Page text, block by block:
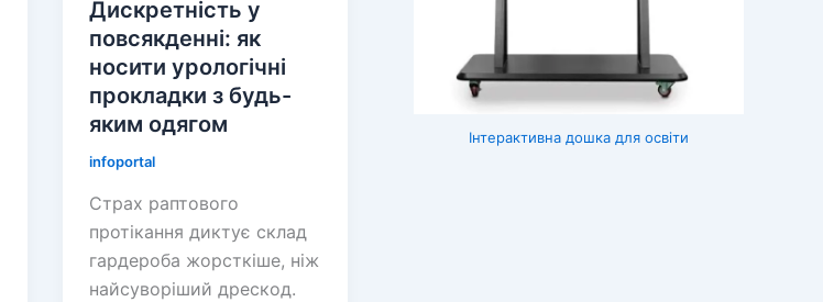
Дискретність у
повсякденні: як
носити урологічні
прокладки з будь-
яким одягом
infoportal
Страх раптового
протікання диктує склад
гардероба жорсткіше, ніж
найсуворіший дрескод.
Інтерактивна дошка для освіти